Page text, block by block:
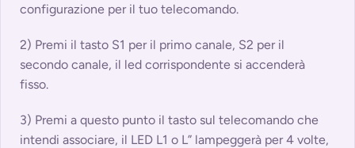
configurazione per il tuo telecomando.
2) Premi il tasto S1 per il primo canale, S2 per il
secondo canale, il led corrispondente si accenderà
fisso.
3) Premi a questo punto il tasto sul telecomando che
intendi associare, il LED L1 o L” lampeggerà per 4 volte,